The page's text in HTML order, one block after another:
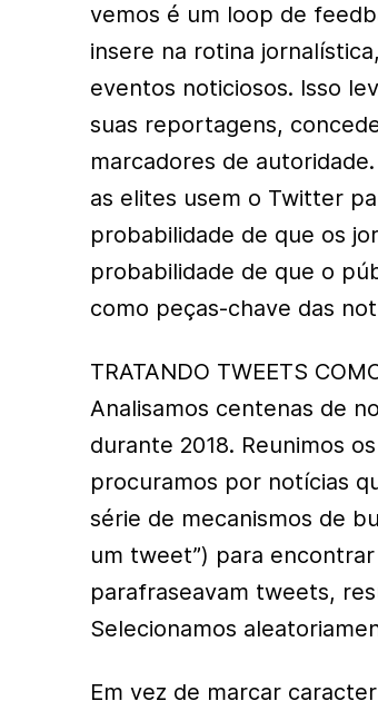
vemos é um loop de
insere na rotina
eventos noticiosos. Isso
suas reportagens,
marcadores de
as elites usem o Twitter
probabilidade de que os
probabilidade de que o
como peças-chave das
TRATANDO TWEETS
Analisamos centenas de
durante 2018. Reunimos
procuramos por notícias
série de mecanismos de
um tweet”) para
parafraseavam tweets,
Selecionamos
Em vez de marcar